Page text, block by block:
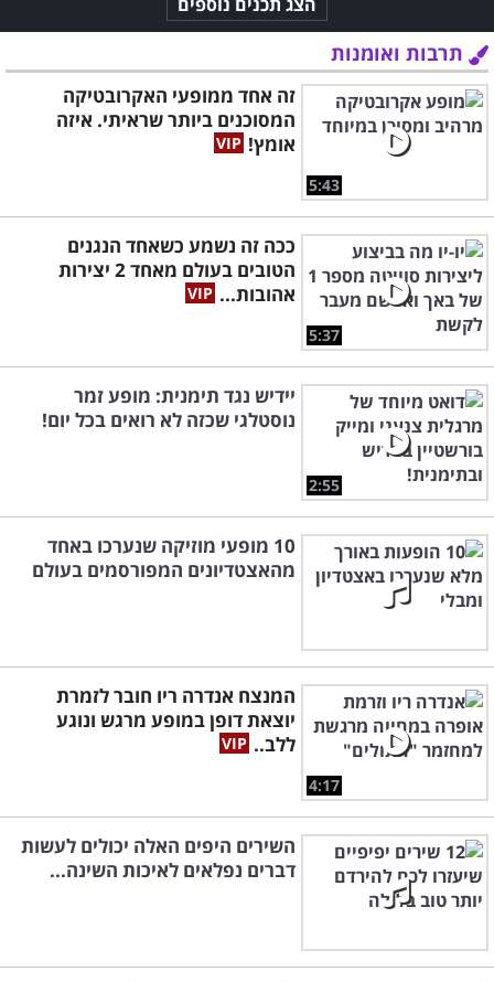
תרבות ואומנות
5:43
זה אחד ממופעי האקרובטיקה
המסוכנים ביותר שראיתי. איזה
אומץ!
5:37
ככה זה נשמע כשאחד הנגנים
הטובים בעולם מאחד 2 יצירות
אהובות...
2:55
יידיש נגד תימנית: מופע זמר
נוסטלגי שכזה לא רואים בכל יום!
10 מופעי מוזיקה שנערכו באחד
מהאצטדיונים המפורסמים בעולם
4:17
המנצח אנדרה ריו חובר לזמרת
יוצאת דופן במופע מרגש ונוגע
ללב..
השירים היפים האלה יכולים לעשות
דברים נפלאים לאיכות השינה...